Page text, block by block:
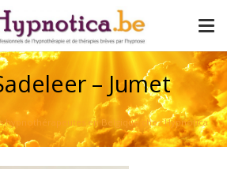
– Jumet
hypnothérapeutes en Belgique chez Hypnotica